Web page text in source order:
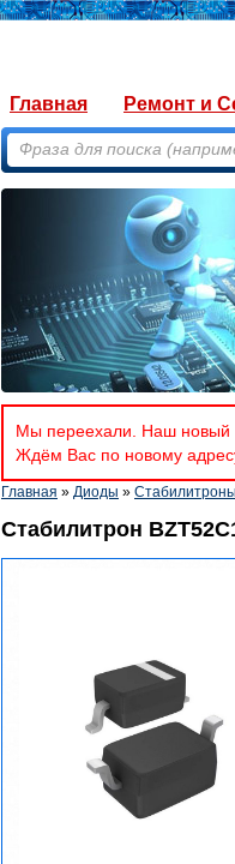
Главная Ремонт и
Мы переехали. Наш новый
Ждём Вас по новому
Главная » Диоды »
Стабилитрон